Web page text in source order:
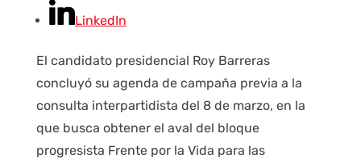
LinkedIn
El candidato presidencial Roy Barreras
concluyó su agenda de campaña previa a la
consulta interpartidista del 8 de marzo, en la
que busca obtener el aval del bloque
progresista Frente por la Vida para las